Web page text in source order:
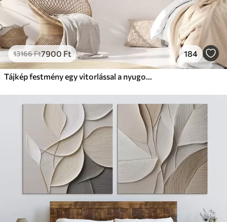
13166Ft7900 Ft 184
Tájkép festmény egy vitorlással a nyugodt tengeren, narancssárga és sárga égbolt, távoli hegyek